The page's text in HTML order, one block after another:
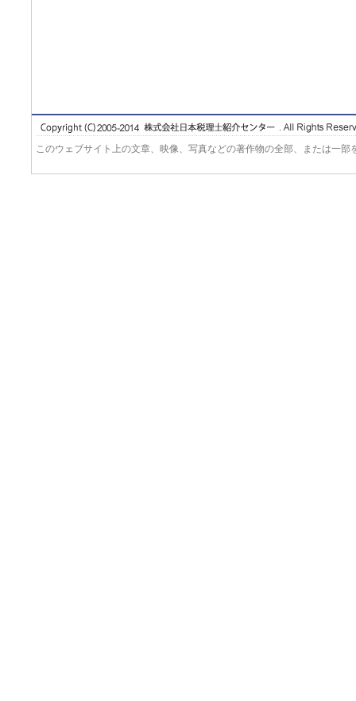
このウェブサイト上の文章、映像、写真などの著作物の全部、または一